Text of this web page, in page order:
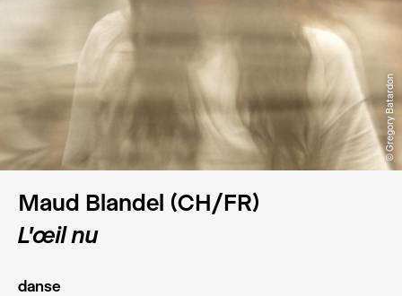
© Gregory Batardon
Maud Blandel (CH/FR)
L'œil nu
danse